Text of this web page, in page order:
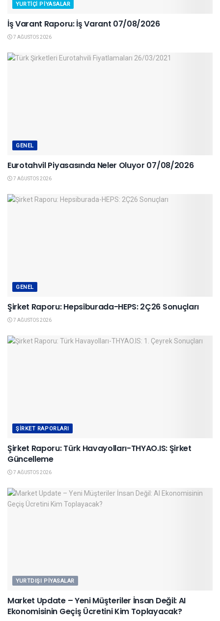
YURTIÇI PIYASALAR
İş Varant Raporu: İş Varant 07/08/2026
7 AĞUSTOS 2026
GENEL
Eurotahvil Piyasasında Neler Oluyor 07/08/2026
7 AĞUSTOS 2026
GENEL
Şirket Raporu: Hepsiburada-HEPS: 2Ç26 Sonuçları
7 AĞUSTOS 2026
ŞIRKET RAPORLARI
Şirket Raporu: Türk Havayolları-THYAO.IS: Şirket
Güncelleme
7 AĞUSTOS 2026
YURTDIŞI PIYASALAR
Market Update – Yeni Müşteriler İnsan Değil: AI
Ekonomisinin Geçiş Ücretini Kim Toplayacak?